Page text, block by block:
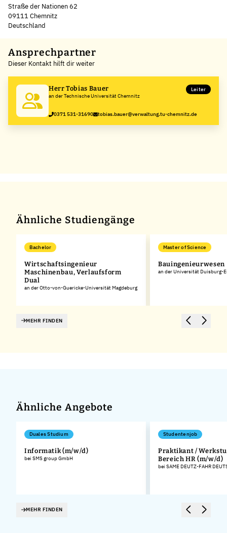
Straße der Nationen 62
09111 Chemnitz
Deutschland
+
−
Ansprechpartner
Dieser Kontakt hilft dir weiter
Herr Tobias Bauer
an der Technische Universität Chemnitz
Leiter
0371 531-31690 tobias.bauer@verwaltung.tu-chemnitz.de
Ähnliche Studiengänge
Bachelor
Wirtschaftsingenieur
Maschinenbau, Verlaufsform
Dual
an der Otto-von-Guericke-Universität Magdeburg
Master of Science
Bauingenieurwesen
an der Universität Duisburg-
MEHR FINDEN
Ähnliche Angebote
Duales Studium
Informatik (m/w/d)
bei SMS group GmbH
Studentenjob
Praktikant /
Bereich HR (m/w/d)
bei SAME DEUTZ-FAHR
MEHR FINDEN